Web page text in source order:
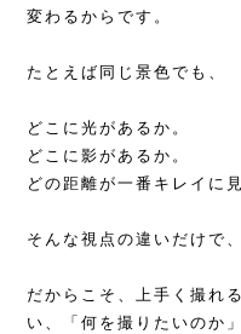
変わるからです。
たとえば同じ景色でも、
どこに光があるか。
どこに影があるか。
どの距離が一番キレイに
そんな視点の違いだけで
だからこそ、上手く撮れ
い、「何を撮りたいのか